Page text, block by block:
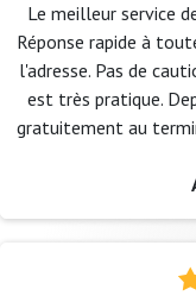
Le meilleur service
Réponse rapide à
l'adresse. Pas de
est très pratique.
gratuitement au